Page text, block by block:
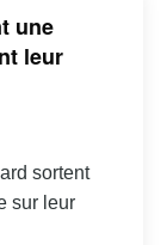
une
leur
sortent
sur leur